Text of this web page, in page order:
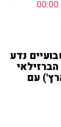
00:00
נדע
עם